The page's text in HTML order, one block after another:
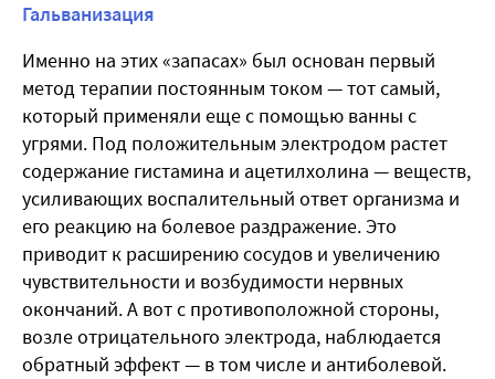
Гальванизация
Именно на этих «запасах» был основан первый
метод терапии постоянным током — тот самый,
который применяли еще с помощью ванны с
угрями. Под положительным электродом растет
содержание гистамина и ацетилхолина — веществ,
усиливающих воспалительный ответ организма и
его реакцию на болевое раздражение. Это
приводит к расширению сосудов и увеличению
чувствительности и возбудимости нервных
окончаний. А вот с противоположной стороны,
возле отрицательного электрода, наблюдается
обратный эффект — в том числе и антиболевой.